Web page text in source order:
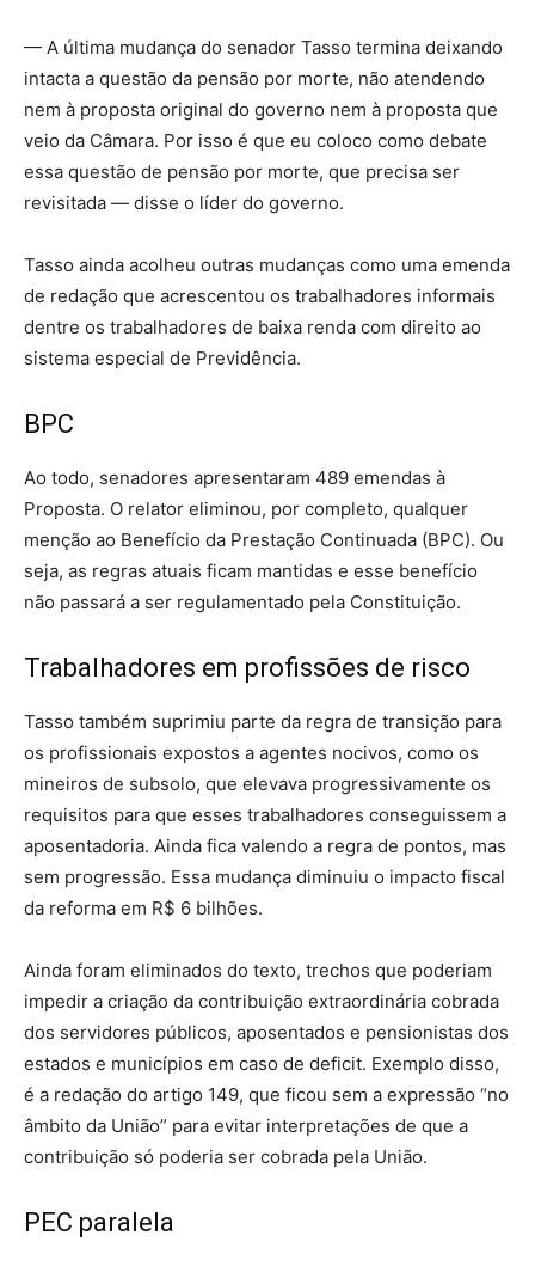
— A última mudança do senador Tasso termina deixando
intacta a questão da pensão por morte, não atendendo
nem à proposta original do governo nem à proposta que
veio da Câmara. Por isso é que eu coloco como debate
essa questão de pensão por morte, que precisa ser
revisitada — disse o líder do governo.
Tasso ainda acolheu outras mudanças como uma emenda
de redação que acrescentou os trabalhadores informais
dentre os trabalhadores de baixa renda com direito ao
sistema especial de Previdência.
BPC
Ao todo, senadores apresentaram 489 emendas à
Proposta. O relator eliminou, por completo, qualquer
menção ao Benefício da Prestação Continuada (BPC). Ou
seja, as regras atuais ficam mantidas e esse benefício
não passará a ser regulamentado pela Constituição.
Trabalhadores em profissões de risco
Tasso também suprimiu parte da regra de transição para
os profissionais expostos a agentes nocivos, como os
mineiros de subsolo, que elevava progressivamente os
requisitos para que esses trabalhadores conseguissem a
aposentadoria. Ainda fica valendo a regra de pontos, mas
sem progressão. Essa mudança diminuiu o impacto fiscal
da reforma em R$ 6 bilhões.
Ainda foram eliminados do texto, trechos que poderiam
impedir a criação da contribuição extraordinária cobrada
dos servidores públicos, aposentados e pensionistas dos
estados e municípios em caso de deficit. Exemplo disso,
é a redação do artigo 149, que ficou sem a expressão “no
âmbito da União” para evitar interpretações de que a
contribuição só poderia ser cobrada pela União.
PEC paralela